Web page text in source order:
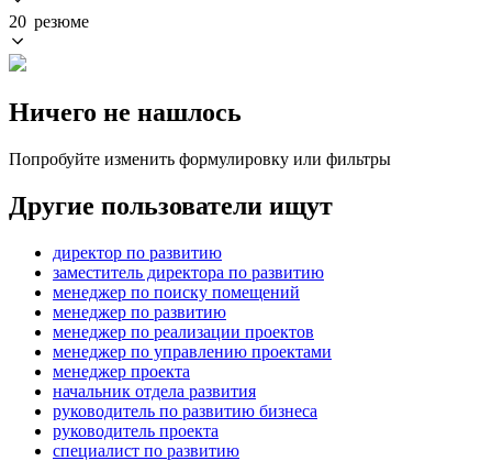
20 резюме
Ничего не нашлось
Попробуйте изменить формулировку или фильтры
Другие пользователи ищут
директор по развитию
заместитель директора по развитию
менеджер по поиску помещений
менеджер по развитию
менеджер по реализации проектов
менеджер по управлению проектами
менеджер проекта
начальник отдела развития
руководитель по развитию бизнеса
руководитель проекта
специалист по развитию